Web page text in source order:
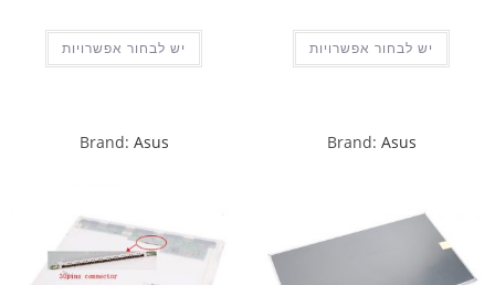
יש לבחור אפשרויות יש לבחור אפשרויות
Brand: Asus
Brand: Asus